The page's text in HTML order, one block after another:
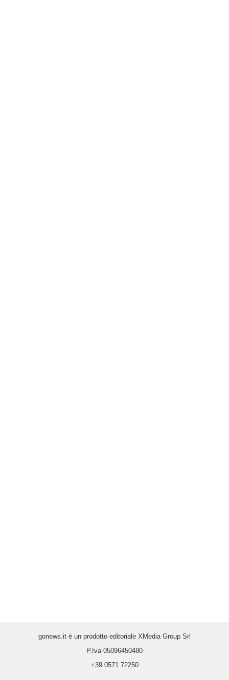
gonews.it è un prodotto editoriale XMedia Group Srl
P.Iva 05096450480
+39 0571 72250